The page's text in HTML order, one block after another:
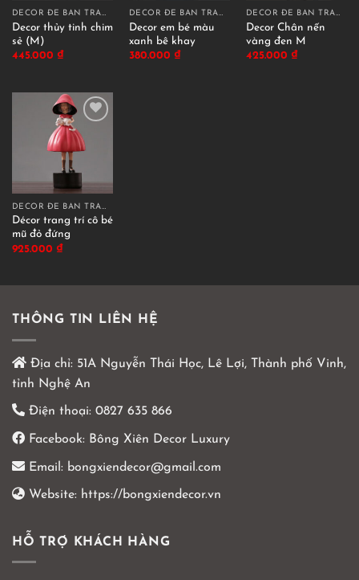
DECOR ĐỂ BÀN TRANG TRÍ
Decor thủy tinh chim
sẻ (M)
445.000 ₫
DECOR ĐỂ BÀN TRANG TRÍ
Decor em bé màu
xanh bê khay
380.000 ₫
DECOR ĐỂ BÀN TRANG TRÍ
Decor Chân nến
vàng đen M
425.000 ₫
DECOR ĐỂ BÀN TRANG TRÍ
Décor trang trí cô bé
mũ đỏ đứng
925.000 ₫
THÔNG TIN LIÊN HỆ
Địa chỉ: 51A Nguyễn Thái Học, Lê Lợi, Thành phố Vinh,
tỉnh Nghệ An
Điện thoại: 0827 635 866
Facebook: Bông Xiên Decor Luxury
Email: bongxiendecor@gmail.com
Website: https://bongxiendecor.vn
HỖ TRỢ KHÁCH HÀNG